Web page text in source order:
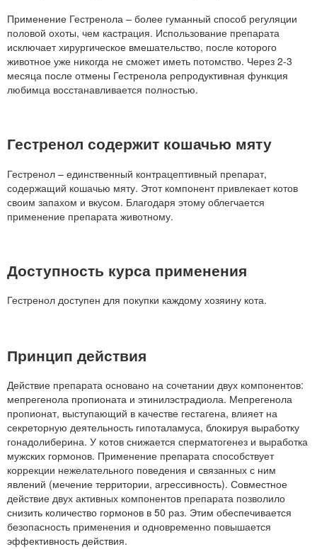
Применение Гестренола – более гуманный способ регуляции
половой охоты, чем кастрация. Использование препарата
исключает хирургическое вмешательство, после которого
животное уже никогда не сможет иметь потомство. Через 2-3
месяца после отмены Гестренола репродуктивная функция
любимца восстанавливается полностью.
Гестренол содержит кошачью мяту
Гестренол – единственный контрацептивный препарат,
содержащий кошачью мяту. Этот компонент привлекает котов
своим запахом и вкусом. Благодаря этому облегчается
применение препарата животному.
Доступность курса применения
Гестренол доступен для покупки каждому хозяину кота.
Принцип действия
Действие препарата основано на сочетании двух компонентов:
мепрегенола пропионата и этинилэстрадиола. Мепрегенола
пропионат, выступающий в качестве гестагена, влияет на
секреторную деятельность гипоталамуса, блокируя выработку
гонадолиберина. У котов снижается сперматогенез и выработка
мужских гормонов. Применение препарата способствует
коррекции нежелательного поведения и связанных с ним
явлений (мечение территории, агрессивность). Совместное
действие двух активных компонентов препарата позволило
снизить количество гормонов в 50 раз. Этим обеспечивается
безопасность применения и одновременно повышается
эффективность действия.